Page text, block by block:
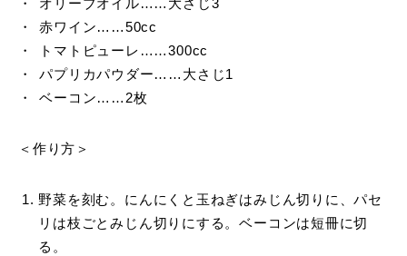
オリーブオイル……大さじ3
赤ワイン……50cc
トマトピューレ……300cc
パプリカパウダー……大さじ1
ベーコン……2枚
＜作り方＞
野菜を刻む。にんにくと玉ねぎはみじん切りに、パセ
リは枝ごとみじん切りにする。ベーコンは短冊に切
る。